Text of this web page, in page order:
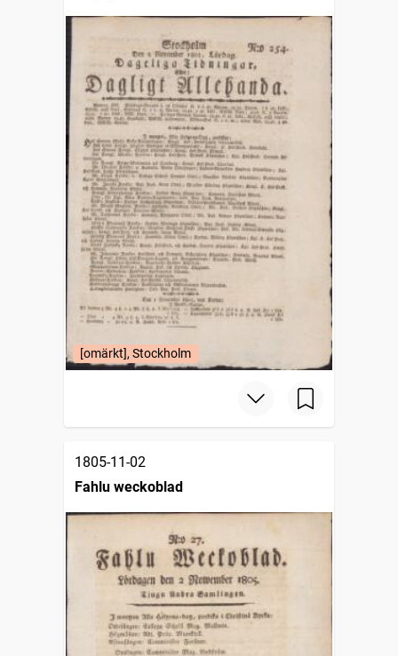
[omärkt], Stockholm
1805-11-02
Fahlu weckoblad